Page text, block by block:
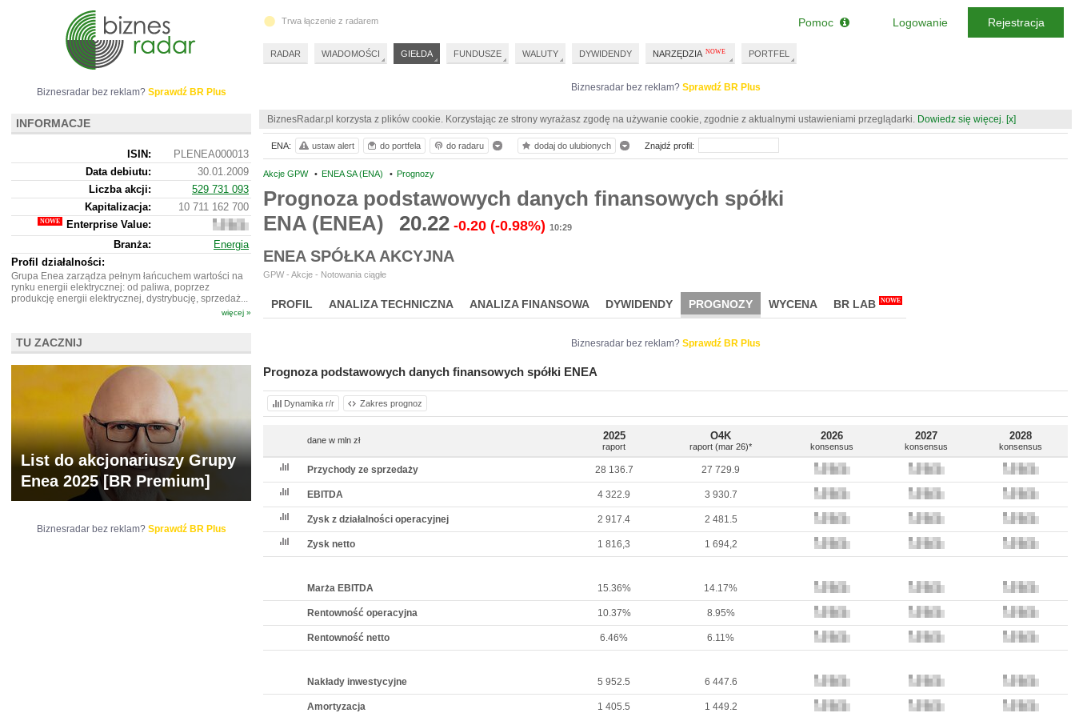
Biznesradar bez reklam? Sprawdź BR Plus
BiznesRadar.pl korzysta z plików cookie. Korzystając ze strony wyrażasz zgodę na używanie cookie, zgodnie z aktualnymi ustawieniami przeglądarki. Dowiedz się więcej. [x]
Akcje GPW • ENEA SA (ENA) • Prognozy
Prognoza podstawowych danych finansowych spółki
ENA (ENEA)
20.22 -0.20 (-0.98%) 10:29
ENEA SPÓŁKA AKCYJNA
GPW - Akcje - Notowania ciągłe
PROFIL ANALIZA TECHNICZNA ANALIZA FINANSOWA DYWIDENDY PROGNOZY WYCENA BR LAB NOWE
Biznesradar bez reklam? Sprawdź BR Plus
Prognoza podstawowych danych finansowych spółki ENEA
Dynamika r/r Zakres prognoz
dane w mln zł 2025
raport
O4K
raport (mar 26)*
2026
konsensus
2027
konsensus
2028
konsensus
Przychody ze sprzedaży 28 136.7 27 729.9
EBITDA 4 322.9 3 930.7
Zysk z działalności operacyjnej 2 917.4 2 481.5
Zysk netto 1 816,3 1 694,2
Marża EBITDA 15.36% 14.17%
Rentowność operacyjna 10.37% 8.95%
Rentowność netto 6.46% 6.11%
Nakłady inwestycyjne 5 952.5 6 447.6
Amortyzacja 1 405.5 1 449.2
ENA: ustaw alert do portfela do radaru dodaj do ulubionych Znajdź profil:
Biznesradar bez reklam? Sprawdź BR Plus
INFORMACJE
ISIN:
PLENEA000013
Data debiutu:
30.01.2009
Liczba akcji:
529 731 093
Kapitalizacja:
10 711 162 700
Enterprise Value:
13
756
544
Branża:
Energia
Profil działalności:
Grupa Enea zarządza pełnym łańcuchem wartości na
rynku energii elektrycznej: od paliwa, poprzez
produkcję energii elektrycznej, dystrybucję, sprzedaż...
więcej »
TU ZACZNIJ
List do akcjonariuszy Grupy
Enea 2025 [BR Premium]
Biznesradar bez reklam? Sprawdź BR Plus
Trwa łączenie z radarem
RADAR WIADOMOŚCI GIEŁDA FUNDUSZE WALUTY DYWIDENDY NARZĘDZIA PORTFEL
Pomoc Logowanie Rejestracja